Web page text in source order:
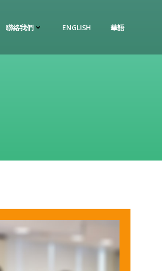
聯絡我們 ENGLISH 華語